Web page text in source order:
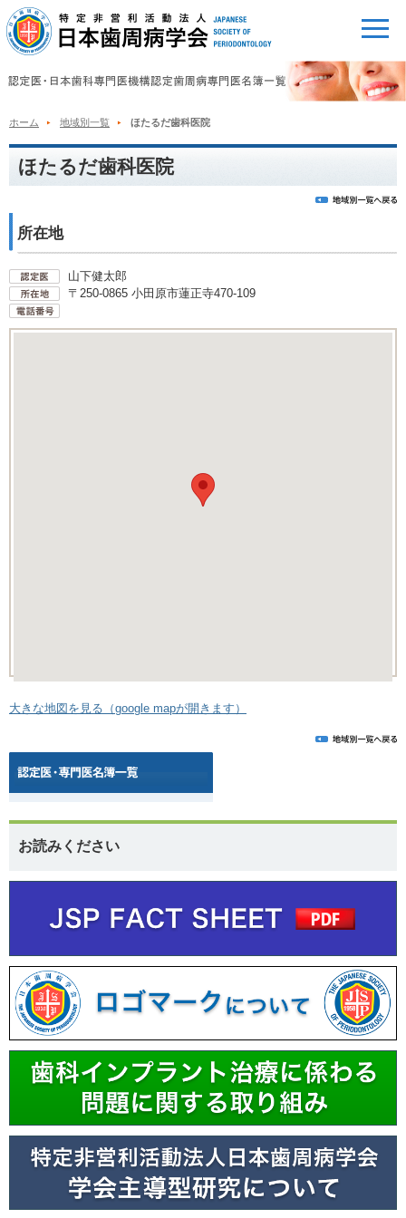
ホーム 地域別一覧 ほたるだ歯科医院
ほたるだ歯科医院
所在地
山下健太郎
〒250-0865 小田原市蓮正寺470-109
大きな地図を見る（google mapが開きます）
お読みください